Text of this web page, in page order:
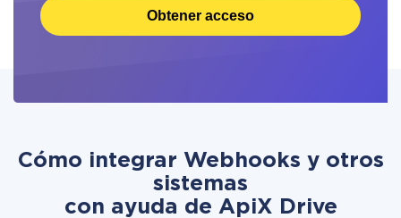
Obtener acceso
Cómo integrar Webhooks y otros
sistemas
con ayuda de ApiX Drive